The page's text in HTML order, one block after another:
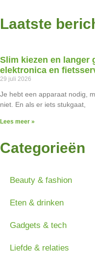
Laatste
Slim kiezen en langer
elektronica en
29 juli 2026
Je hebt een apparaat nodig,
niet. En als er iets stukgaat,
Lees meer »
Categorieën
Beauty & fashion
Eten & drinken
Gadgets & tech
Liefde & relaties